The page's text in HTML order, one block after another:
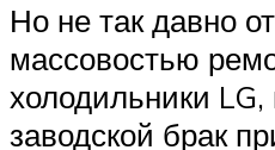
Но не так давно
массовостью
холодильники
заводской брак